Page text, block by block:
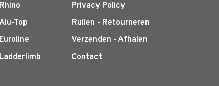
Rhino
Top
Euroline
Ladderlimb
Privacy Policy
Ruilen - Retourneren
Verzenden - Afhalen
Contact